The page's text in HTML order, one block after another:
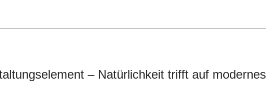
– Natürlichkeit trifft auf modernes